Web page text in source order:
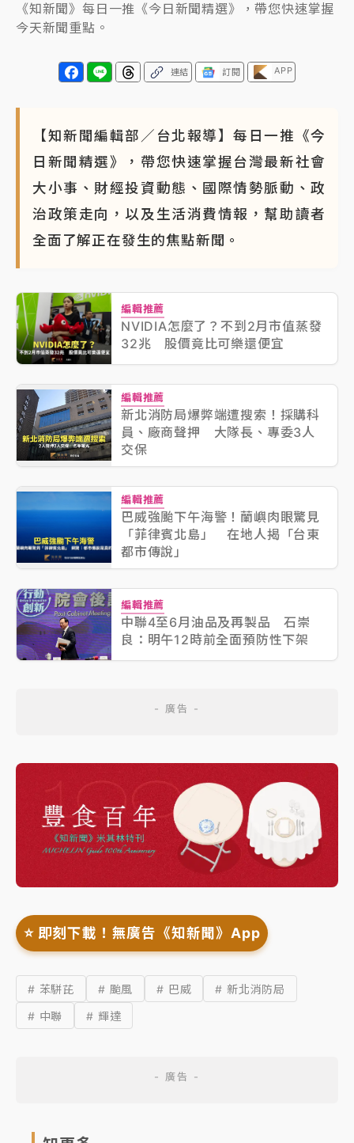
父親節泡湯了！中颱白海豚雨彈轟3天 「紅到發紫」降
雨熱區曝
《知新聞》每日一推《今日新聞精選》，帶您快速掌握
今天新聞重點。
連結 訂閱 APP
【知新聞編輯部／台北報導】每日一推《今
日新聞精選》，帶您快速掌握台灣最新社會
大小事、財經投資動態、國際情勢脈動、政
治政策走向，以及生活消費情報，幫助讀者
全面了解正在發生的焦點新聞。
編輯推薦
NVIDIA怎麼了？不到2月市值蒸發
32兆 股價竟比可樂還便宜
編輯推薦
新北消防局爆弊端遭搜索！採購科
員、廠商聲押 大隊長、專委3人
交保
編輯推薦
巴威強颱下午海警！蘭嶼肉眼驚見
「菲律賓北島」 在地人揭「台東
都市傳說」
編輯推薦
中聯4至6月油品及再製品 石崇
良：明午12時前全面預防性下架
⭐️ 即刻下載！無廣告《知新聞》App
# 苯駢芘 # 颱風 # 巴威
# 新北消防局
# 中聯
# 輝達